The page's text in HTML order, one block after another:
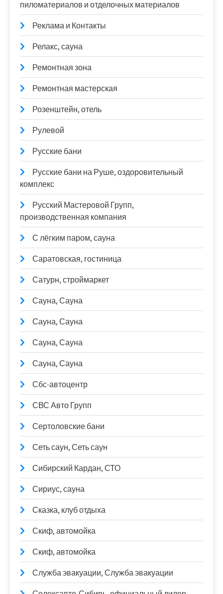
пиломатериалов и отделочных материалов
Реклама и Контакты
Релакс, сауна
Ремонтная зона
Ремонтная мастерская
Розенштейн, отель
Рулевой
Русские бани
Русские бани на Руше, оздоровительный
комплекс
Русский Мастеровой Групп,
производственная компания
С лёгким паром, сауна
Саратовская, гостиница
Сатурн, строймаркет
Сауна, Сауна
Сауна, Сауна
Сауна, Сауна
Сауна, Сауна
Сбс-автоцентр
СВС Авто Групп
Сертоловские бани
Сеть саун, Сеть саун
Сибирский Кардан, СТО
Сириус, сауна
Сказка, клуб отдыха
Скиф, автомойка
Скиф, автомойка
Служба эвакуации, Служба эвакуации